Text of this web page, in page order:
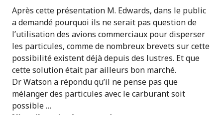
Après cette présentation M. Edwards, dans le public
a demandé pourquoi ils ne serait pas question de
l’utilisation des avions commerciaux pour disperser
les particules, comme de nombreux brevets sur cette
possibilité existent déjà depuis des lustres. Et que
cette solution était par ailleurs bon marché.
Dr Watson a répondu qu’il ne pense pas que
mélanger des particules avec le carburant soit
possible …